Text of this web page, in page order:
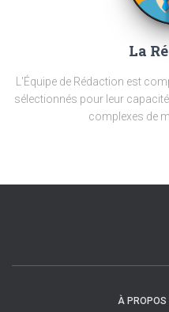
La
L'Équipe de Rédaction est
sélectionnés pour leur
complexes de
À PROPOS